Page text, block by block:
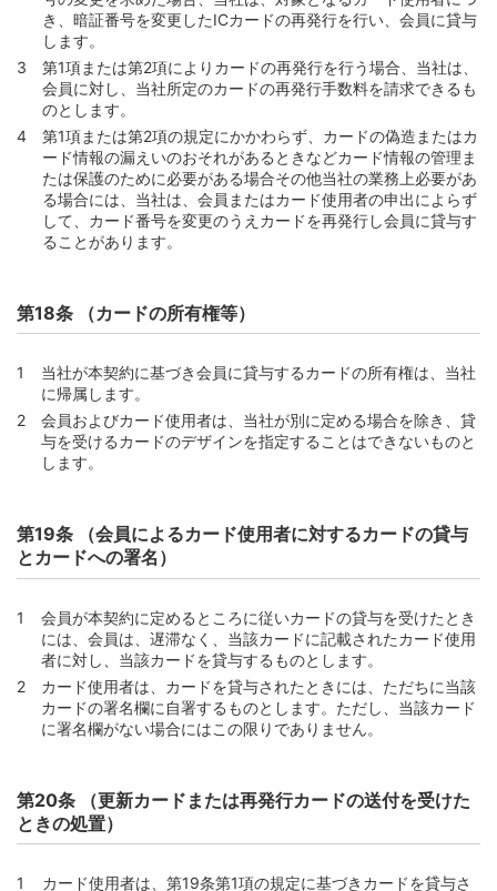
き、暗証番号を変更したICカードの再発行を行い、会員に貸与
します。
第1項または第2項によりカードの再発行を行う場合、当社は、
会員に対し、当社所定のカードの再発行手数料を請求できるも
のとします。
第1項または第2項の規定にかかわらず、カードの偽造またはカ
ード情報の漏えいのおそれがあるときなどカード情報の管理ま
たは保護のために必要がある場合その他当社の業務上必要があ
る場合には、当社は、会員またはカード使用者の申出によらず
して、カード番号を変更のうえカードを再発行し会員に貸与す
ることがあります。
第18条 （カードの所有権等）
当社が本契約に基づき会員に貸与するカードの所有権は、当社
に帰属します。
会員およびカード使用者は、当社が別に定める場合を除き、貸
与を受けるカードのデザインを指定することはできないものと
します。
第19条 （会員によるカード使用者に対するカードの貸与
とカードへの署名）
会員が本契約に定めるところに従いカードの貸与を受けたとき
には、会員は、遅滞なく、当該カードに記載されたカード使用
者に対し、当該カードを貸与するものとします。
カード使用者は、カードを貸与されたときには、ただちに当該
カードの署名欄に自署するものとします。ただし、当該カード
に署名欄がない場合にはこの限りでありません。
第20条 （更新カードまたは再発行カードの送付を受けた
ときの処置）
カード使用者は、第19条第1項の規定に基づきカードを貸与さ